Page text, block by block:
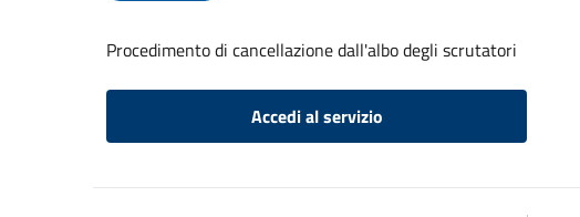
Procedimento di cancellazione dall'albo degli scrutatori
Accedi al servizio